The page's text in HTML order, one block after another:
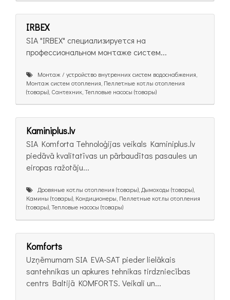
IRBEX
SIA "IRBEX" специализируется на
профессиональном монтаже систем...
Монтаж / устройство внутренних систем водоснабжения,
Монтаж систем отопления, Пеллетные котлы отопления
(товары), Сантехник, Тепловые насосы (товары)
Kaminiplus.lv
SIA Komforta Tehnoloģijas veikals Kaminiplus.lv
piedāvā kvalitatīvas un pārbaudītas pasaules un
eiropas ražotāju...
Дровяные котлы отопления (товары), Дымоходы (товары),
Камины (товары), Кондиционеры, Пеллетные котлы отопления
(товары), Тепловые насосы (товары)
Komforts
Uzņēmumam SIA EVA-SAT pieder lielākais
santehnikas un apkures tehnikas tirdzniecības
centrs Baltijā KOMFORTS. Veikali un...